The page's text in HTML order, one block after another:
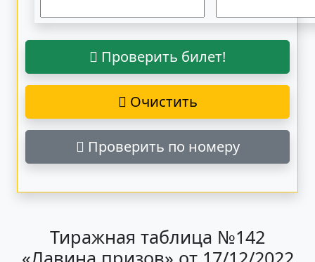
Проверить билет!
Очистить
Проверить по номеру
Тиражная таблица №142